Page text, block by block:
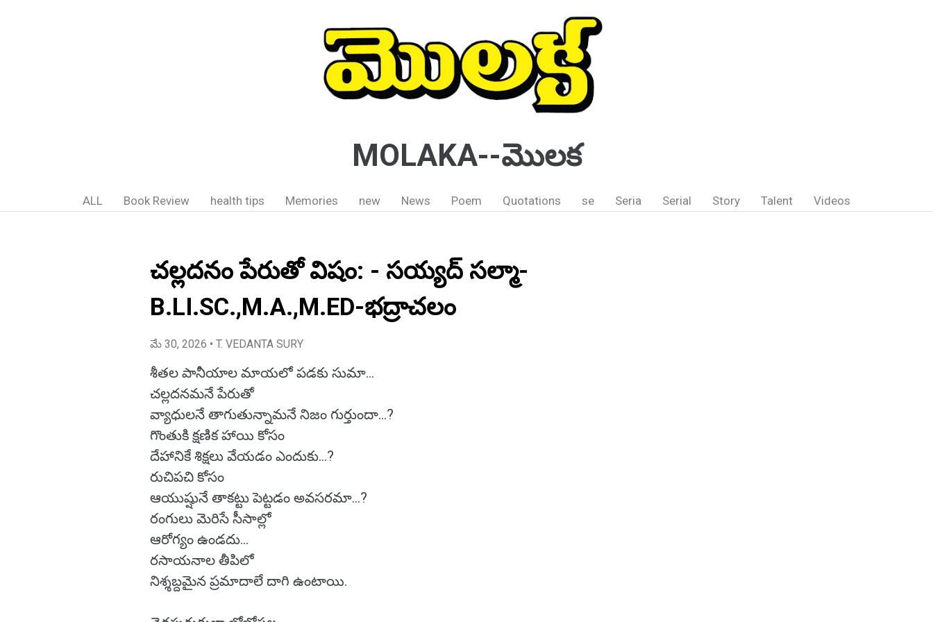
MOLAKA--మొలక
ALL Book Review health tips Memories new News Poem Quotations se Seria Serial Story Talent Videos
చల్లదనం పేరుతో విషం: - సయ్యద్ సల్మా-
B.LI.SC.,M.A.,M.ED-భద్రాచలం
మే 30, 2026 • T. VEDANTA SURY
శీతల పానీయాల మాయలో పడకు సుమా…
చల్లదనమనే పేరుతో
వ్యాధులనే తాగుతున్నామనే నిజం గుర్తుందా…?
గొంతుకి క్షణిక హాయి కోసం
దేహానికే శిక్షలు వేయడం ఎందుకు…?
రుచిపచి కోసం
ఆయుష్షునే తాకట్టు పెట్టడం అవసరమా…?
రంగులు మెరిసే సీసాల్లో
ఆరోగ్యం ఉండదు…
రసాయనాల తీపిలో
నిశ్శబ్దమైన ప్రమాదాలే దాగి ఉంటాయి.